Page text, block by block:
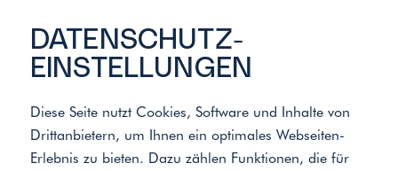
DATENSCHUTZ­
EINSTELLUNGEN
Diese Seite nutzt Cookies, Software und Inhalte von
Drittanbietern, um Ihnen ein optimales Webseiten-
Erlebnis zu bieten. Dazu zählen Funktionen, die für